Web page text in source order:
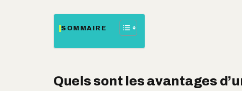
SOMMAIRE
Quels sont les avantages